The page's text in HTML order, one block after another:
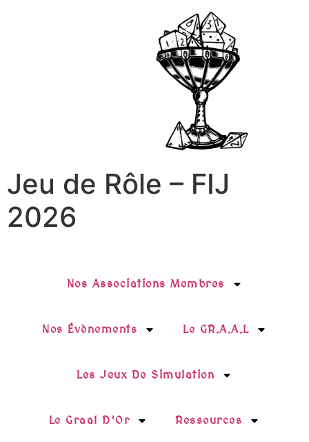
Jeu de Rôle – FIJ
2026
Nos Associations Membres
Nos Évènements Le GR.A.A.L
Les Jeux De Simulation
Le Graal D’Or Ressources